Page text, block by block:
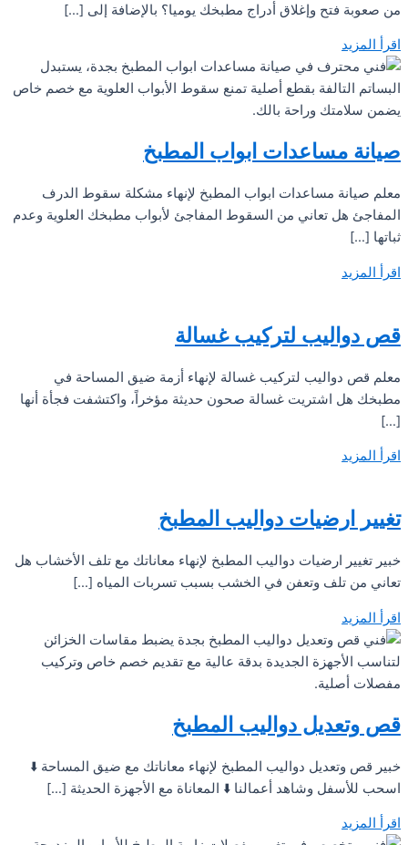
من صعوبة فتح وإغلاق أدراج مطبخك يوميا؟ بالإضافة إلى […]
اقرأ المزيد
صيانة مساعدات ابواب المطبخ
معلم صيانة مساعدات ابواب المطبخ لإنهاء مشكلة سقوط الدرف
المفاجئ هل تعاني من السقوط المفاجئ لأبواب مطبخك العلوية وعدم
ثباتها […]
اقرأ المزيد
قص دواليب لتركيب غسالة
معلم قص دواليب لتركيب غسالة لإنهاء أزمة ضيق المساحة في
مطبخك هل اشتريت غسالة صحون حديثة مؤخراً، واكتشفت فجأة أنها
[…]
اقرأ المزيد
تغيير ارضيات دواليب المطبخ
خبير تغيير ارضيات دواليب المطبخ لإنهاء معاناتك مع تلف الأخشاب هل
تعاني من تلف وتعفن في الخشب بسبب تسربات المياه […]
اقرأ المزيد
قص وتعديل دواليب المطبخ
خبير قص وتعديل دواليب المطبخ لإنهاء معاناتك مع ضيق المساحة ⬇️
اسحب للأسفل وشاهد أعمالنا ⬇️ المعاناة مع الأجهزة الحديثة […]
اقرأ المزيد